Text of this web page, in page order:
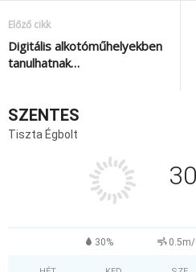
Előző cikk
Digitális alkotóműhelyekben
tanulhatnak…
SZENTES
Tiszta Égbolt
30
30%